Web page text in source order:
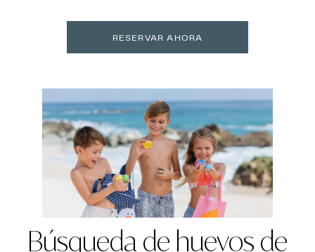
RESERVAR AHORA
Búsqueda de huevos de